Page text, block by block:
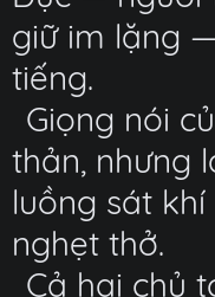
giữ im lặng
tiếng.
Giọng nói
thản, nhưng
luồng sát
nghẹt thở.
Cả hai chủ